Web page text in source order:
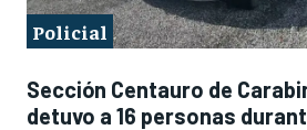
Policial
Sección Centauro de
detuvo a 16 personas